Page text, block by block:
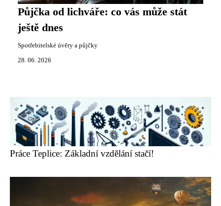
Půjčka od lichváře: co vás může stát
ještě dnes
Spotřebitelské úvěry a půjčky
28. 06. 2026
Práce Teplice: Základní vzdělání stačí!